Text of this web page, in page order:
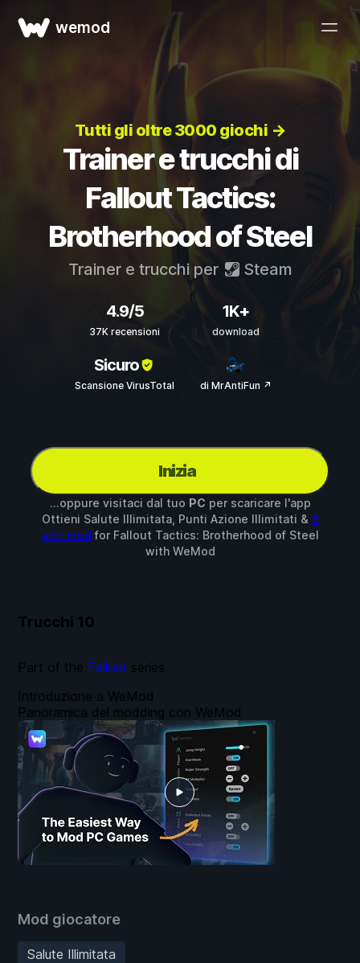
wemod
Tutti gli oltre 3000 giochi →
Trainer e trucchi di
Fallout Tactics:
Brotherhood of Steel
Trainer e trucchi per Steam
4.9/5
37K recensioni
1K+
download
Sicuro
Scansione VirusTotal di MrAntiFun ↗
Inizia
...oppure visitaci dal tuo PC per scaricare l'app
Ottieni Salute Illimitata, Punti Azione Illimitati & 8
altri mod for Fallout Tactics: Brotherhood of Steel
with WeMod
Trucchi 10
Mod giocatore
Salute Illimitata
Introduzione a WeMod
Panoramica del modding con WeMod
Part of the Fallout series